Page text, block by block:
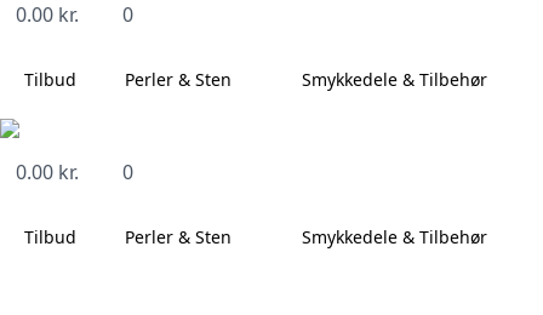
0.00 kr. 0
Tilbud Perler & Sten Smykkedele & Tilbehør
0.00 kr. 0
Tilbud Perler & Sten Smykkedele & Tilbehør